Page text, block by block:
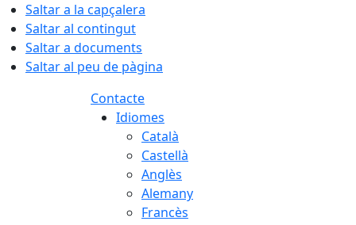
Saltar a la capçalera
Saltar al contingut
Saltar a documents
Saltar al peu de pàgina
Contacte
Idiomes
Català
Castellà
Anglès
Alemany
Francès